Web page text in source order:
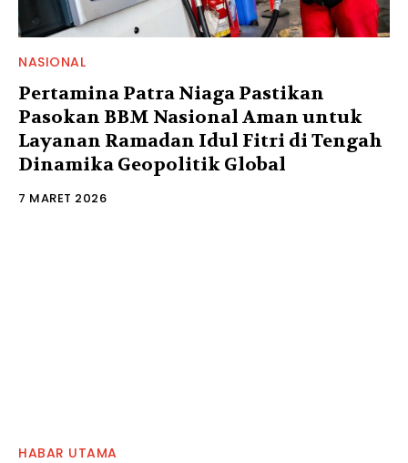
NASIONAL
Pertamina Patra Niaga Pastikan
Pasokan BBM Nasional Aman untuk
Layanan Ramadan Idul Fitri di Tengah
Dinamika Geopolitik Global
7 MARET 2026
HABAR UTAMA